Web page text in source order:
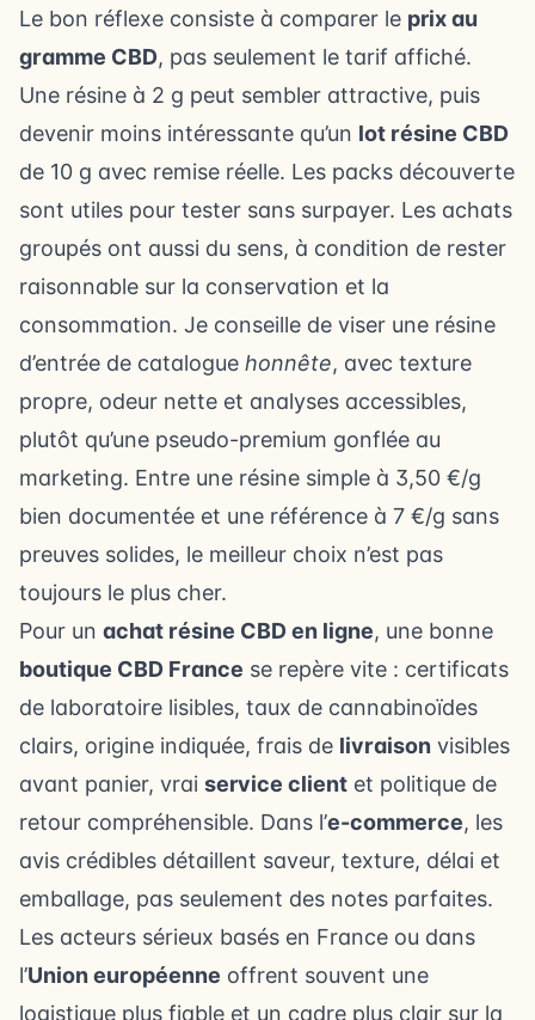
Le bon réflexe consiste à comparer le prix au
gramme CBD, pas seulement le tarif affiché.
Une résine à 2 g peut sembler attractive, puis
devenir moins intéressante qu’un lot résine CBD
de 10 g avec remise réelle. Les packs découverte
sont utiles pour tester sans surpayer. Les achats
groupés ont aussi du sens, à condition de rester
raisonnable sur la conservation et la
consommation. Je conseille de viser une résine
d’entrée de catalogue honnête, avec texture
propre, odeur nette et analyses accessibles,
plutôt qu’une pseudo-premium gonflée au
marketing. Entre une résine simple à 3,50 €/g
bien documentée et une référence à 7 €/g sans
preuves solides, le meilleur choix n’est pas
toujours le plus cher.
Pour un achat résine CBD en ligne, une bonne
boutique CBD France se repère vite : certificats
de laboratoire lisibles, taux de cannabinoïdes
clairs, origine indiquée, frais de livraison visibles
avant panier, vrai service client et politique de
retour compréhensible. Dans l’e-commerce, les
avis crédibles détaillent saveur, texture, délai et
emballage, pas seulement des notes parfaites.
Les acteurs sérieux basés en France ou dans
l’Union européenne offrent souvent une
logistique plus fiable et un cadre plus clair sur la